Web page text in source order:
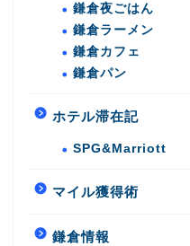
鎌倉夜ごはん
鎌倉ラーメン
鎌倉カフェ
鎌倉パン
ホテル滞在記
SPG&Marriott
マイル獲得術
鎌倉情報